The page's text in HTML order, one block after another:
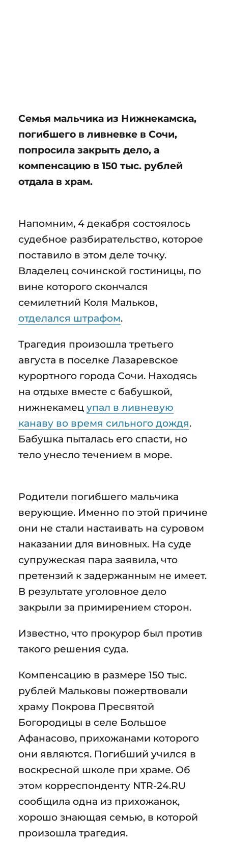
Семья мальчика из Нижнекамска,
погибшего в ливневке в Сочи,
попросила закрыть дело, а
компенсацию в 150 тыс. рублей
отдала в храм.
Напомним, 4 декабря состоялось
судебное разбирательство, которое
поставило в этом деле точку.
Владелец сочинской гостиницы, по
вине которого скончался
семилетний Коля Мальков,
отделался штрафом.
Трагедия произошла третьего
августа в поселке Лазаревское
курортного города Сочи. Находясь
на отдыхе вместе с бабушкой,
нижнекамец упал в ливневую
канаву во время сильного дождя.
Бабушка пыталась его спасти, но
тело унесло течением в море.
Родители погибшего мальчика
верующие. Именно по этой причине
они не стали настаивать на суровом
наказании для виновных. На суде
супружеская пара заявила, что
претензий к задержанным не имеет.
В результате уголовное дело
закрыли за примирением сторон.
Известно, что прокурор был против
такого решения суда.
Компенсацию в размере 150 тыс.
рублей Мальковы пожертвовали
храму Покрова Пресвятой
Богородицы в селе Большое
Афанасово, прихожанами которого
они являются. Погибший учился в
воскресной школе при храме. Об
этом корреспонденту NTR-24.RU
сообщила одна из прихожанок,
хорошо знающая семью, в которой
произошла трагедия.